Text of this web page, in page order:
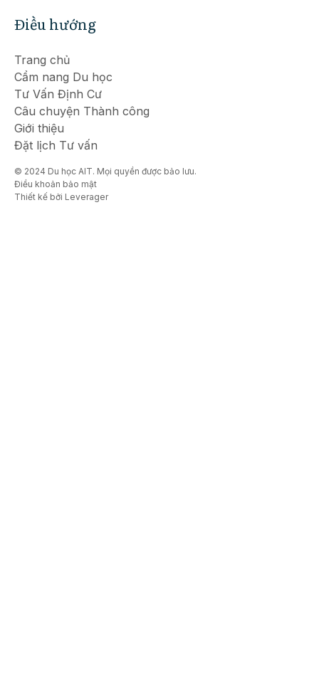
Điều hướng
Trang chủ
Cẩm nang Du học
Tư Vấn Định Cư
Câu chuyện Thành công
Giới thiệu
Đặt lịch Tư vấn
© 2024 Du học AIT. Mọi quyền được bảo lưu.
Điều khoản bảo mật
Thiết kế bởi Leverager